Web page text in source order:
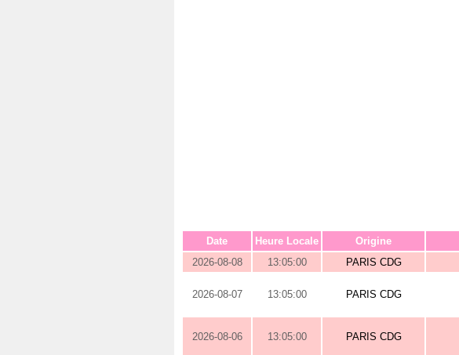
Date Heure Locale Origine
2026-08-08
13:05:00 PARIS CDG
2026-08-07 13:05:00 PARIS CDG
2026-08-06 13:05:00 PARIS CDG